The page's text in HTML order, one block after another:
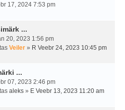
17, 2024 7:53 pm
...
20, 2023 1:56 pm
Veiler » R Veebr 24, 2023 10:45 pm
...
07, 2023 2:46 pm
aleks » E Veebr 13, 2023 11:20 am